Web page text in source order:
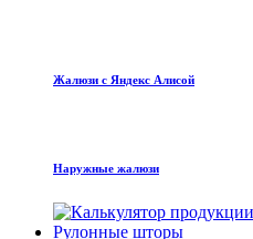
Жалюзи с Яндекс Алисой
Наружные жалюзи
Рулонные шторы